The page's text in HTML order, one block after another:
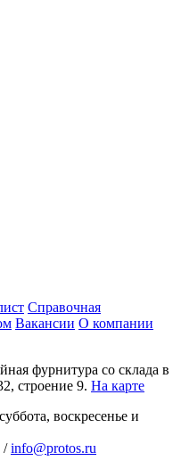
Справочная
Вакансии О компании
фурнитура со склада в
строение 9. На карте
воскресенье и
/info@protos.ru